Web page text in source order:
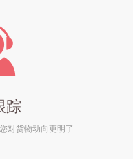
踪
对货物动向更明了